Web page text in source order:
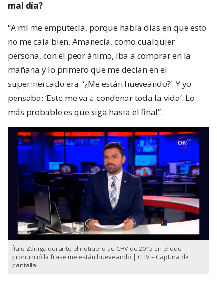
mal día?
“A mí me emputecía, porque había días en que esto
no me caía bien. Amanecía, como cualquier
persona, con el peor ánimo, iba a comprar en la
mañana y lo primero que me decían en el
supermercado era: ‘¿Me están hueveando?’. Y yo
pensaba: ‘Esto me va a condenar toda la vida’. Lo
más probable es que siga hasta el final”.
Ítalo Zúñiga durante el noticiero de CHV de 2015 en el que
pronunció la frase me están hueveando | CHV – Captura de
pantalla